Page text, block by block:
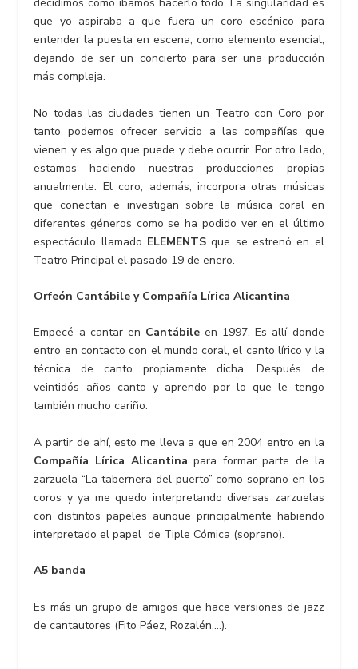
que yo aspiraba a que fuera un coro escénico para
entender la puesta en escena, como elemento esencial,
dejando de ser un concierto para ser una producción
más compleja.
No todas las ciudades tienen un Teatro con Coro por
tanto podemos ofrecer servicio a las compañías que
vienen y es algo que puede y debe ocurrir. Por otro lado,
estamos haciendo nuestras producciones propias
anualmente. El coro, además, incorpora otras músicas
que conectan e investigan sobre la música coral en
diferentes géneros como se ha podido ver en el último
espectáculo llamado ELEMENTS que se estrenó en el
Teatro Principal el pasado 19 de enero.
Orfeón Cantábile y Compañía Lírica Alicantina
Empecé a cantar en Cantábileen 1997. Es allí donde
entro en contacto con el mundo coral, el canto lírico y la
técnica de canto propiamente dicha. Después de
veintidós años canto y aprendo por lo que le tengo
también mucho cariño.
A partir de ahí, esto me lleva a que en 2004 entro en la
Compañía Lírica Alicantina para formar parte de la
zarzuela “La tabernera del puerto” como soprano en los
coros y ya me quedo interpretando diversas zarzuelas
con distintos papeles aunque principalmente habiendo
interpretado el papel de Tiple Cómica (soprano).
A5 banda
Es más un grupo de amigos que hace versiones de jazz
de cantautores (Fito Páez, Rozalén,…).